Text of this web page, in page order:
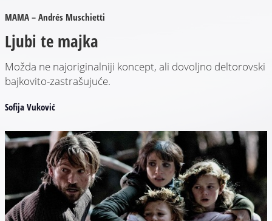
Scena
Arhive
MAMA – Andrés Muschietti
Ljubi te majka
Možda ne najoriginalniji koncept, ali dovoljno deltorovski
bajkovito-zastrašujuće.
Sofija Vuković